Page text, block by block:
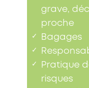
grave,
proche
✓ Bagages
✓
✓
Pratique
risques